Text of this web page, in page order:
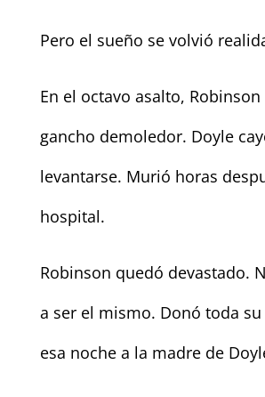
Pero el sueño se volvió
En el octavo asalto,
gancho demoledor. Doyle
levantarse. Murió horas
hospital.
Robinson quedó devastado.
a ser el mismo. Donó toda
esa noche a la madre de